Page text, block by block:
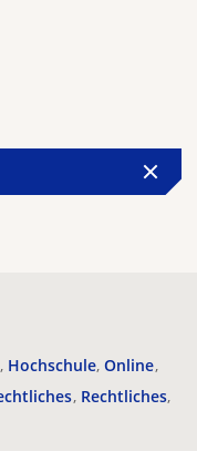
Hochschule Online
Rechtliches